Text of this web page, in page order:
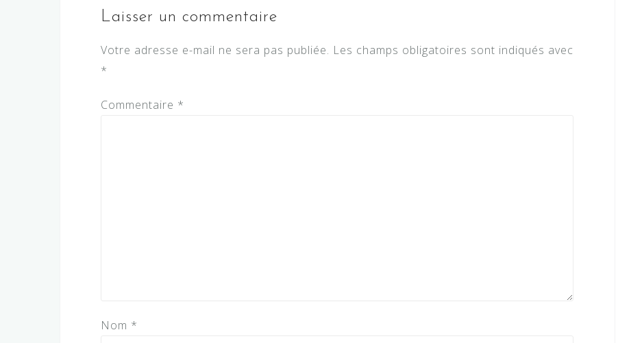
Laisser un commentaire
Votre adresse e-mail ne sera pas publiée. Les champs obligatoires sont indiqués avec
*
Commentaire *
Nom *